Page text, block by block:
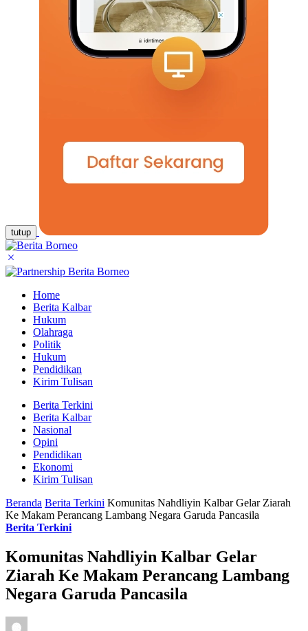
tutup
Home
Berita Kalbar
Hukum
Olahraga
Politik
Hukum
Pendidikan
Kirim Tulisan
Berita Terkini
Berita Kalbar
Nasional
Opini
Pendidikan
Ekonomi
Kirim Tulisan
Beranda Berita Terkini Komunitas Nahdliyin Kalbar Gelar Ziarah
Ke Makam Perancang Lambang Negara Garuda Pancasila
Berita Terkini
Komunitas Nahdliyin Kalbar Gelar
Ziarah Ke Makam Perancang Lambang
Negara Garuda Pancasila